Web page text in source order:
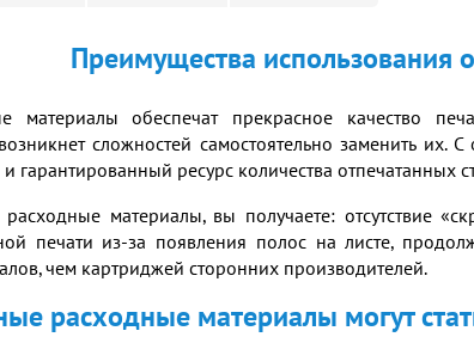
Преимущества использования
материалы обеспечат прекрасное качество
сложностей самостоятельно заменить их.
и гарантированный ресурс количества отпечатанных
расходные материалы, вы получаете: отсутствие
печати из-за появления полос на листе,
чем картриджей сторонних производителей.
расходные материалы могут